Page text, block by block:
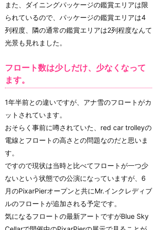
また、ダイニングパッケージの鑑賞エリアは限
られているので、パッケージの鑑賞エリアは4
列程度、隣の通常の鑑賞エリアは2列程度なんて
光景も見れました。
フロート数は少しだけ、少なくなって
ます。
1年半前との違いですが、アナ雪のフロートがカ
ットされています。
おそらく事前に噂されていた、red car trolleyの
電線とフロートの高さとの問題なのだと思いま
す。
ですので現状は当時と比べてフロートが一つ少
ないという状態での公演になっていますが、6
月のPixarPierオープンと共にMr.インクレディブ
ルのフロートが追加される予定です。
気になるフロートの最新アートですがBlue Sky